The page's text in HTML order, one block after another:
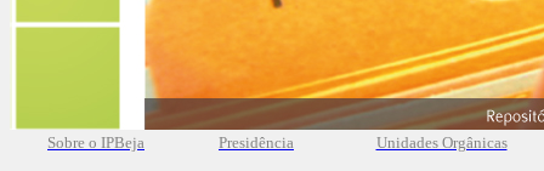
Sobre o IPBeja Presidência Unidades Orgânicas